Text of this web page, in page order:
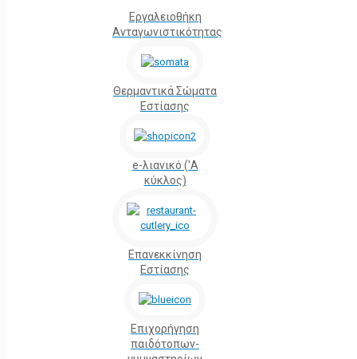
Εργαλειοθήκη
Ανταγωνιστικότητας
Θερμαντικά Σώματα
Εστίασης
e-λιανικό ('Α
κύκλος)
Επανεκκίνηση
Εστίασης
Επιχορήγηση
παιδότοπων-